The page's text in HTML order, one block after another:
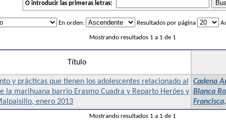
O introducir las primeras letras:
En orden: Resultados por página
Mostrando resultados 1 a 1 de 1
Título
y prácticas que tienen los adolescentes relacionado al
la marihuana barrio Erasmo Cuadra y Reparto Heróes y
enero 2013
Cadena
Blanca
Mostrando resultados 1 a 1 de 1